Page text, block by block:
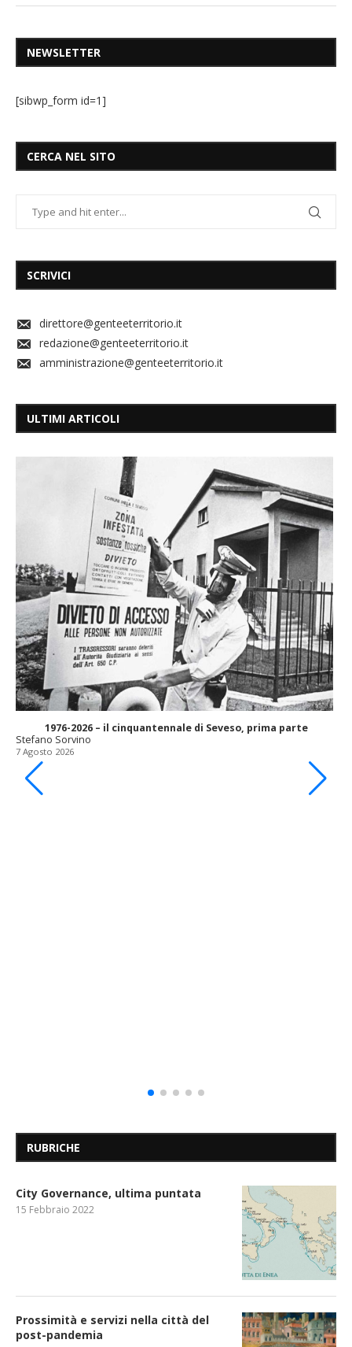
NEWSLETTER
[sibwp_form id=1]
CERCA NEL SITO
SCRIVICI
direttore@genteeterritorio.it
redazione@genteeterritorio.it
amministrazione@genteeterritorio.it
ULTIMI ARTICOLI
1976-2026 – il cinquantennale di Seveso, prima parte
Stefano Sorvino
7 Agosto 2026
RUBRICHE
City Governance, ultima puntata
15 Febbraio 2022
Prossimità e servizi nella città del
post-pandemia